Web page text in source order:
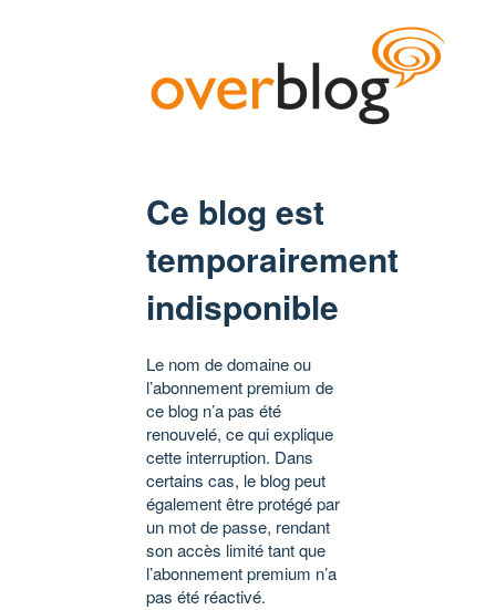
Ce blog est
temporairement
indisponible
Le nom de domaine ou
l’abonnement premium de
ce blog n’a pas été
renouvelé, ce qui explique
cette interruption. Dans
certains cas, le blog peut
également être protégé par
un mot de passe, rendant
son accès limité tant que
l’abonnement premium n’a
pas été réactivé.